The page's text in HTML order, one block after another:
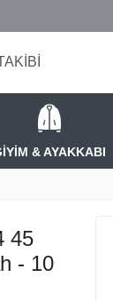
& AYAKKABI
45
- 10